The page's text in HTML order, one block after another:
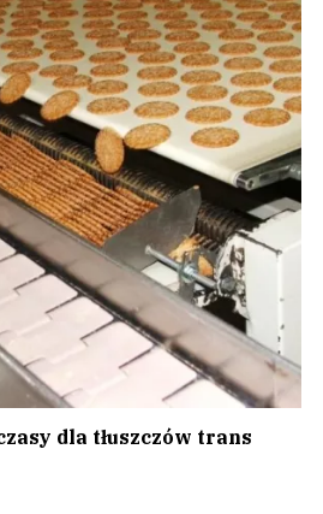
dla tłuszczów trans